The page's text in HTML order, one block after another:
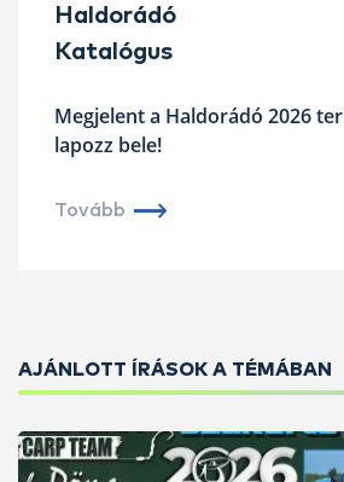
Haldorádó
Katalógus
Megjelent a Haldorádó 2026
lapozz bele!
Tovább
AJÁNLOTT ÍRÁSOK A TÉMÁBAN